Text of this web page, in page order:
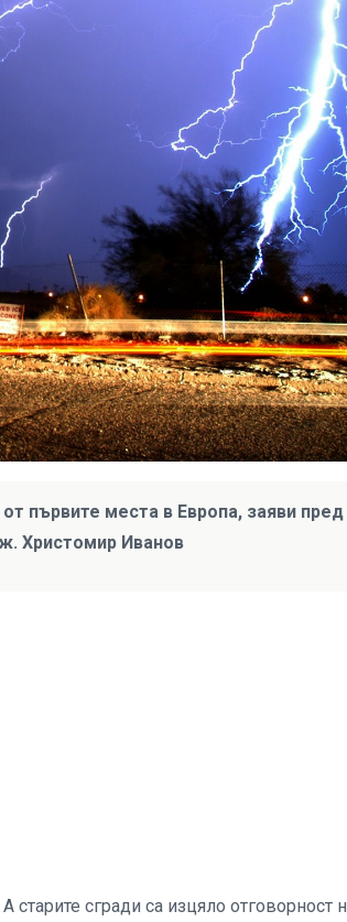
първите места в Европа, заяви пред
Христомир Иванов
сгради са изцяло отговорност